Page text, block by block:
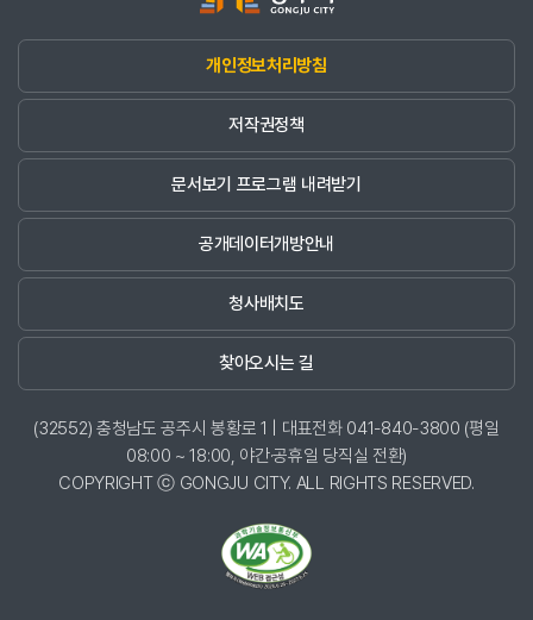
개인정보처리방침
저작권정책
문서보기 프로그램 내려받기
공개데이터개방안내
청사배치도
찾아오시는 길
(32552) 충청남도 공주시 봉황로 1 | 대표전화 041-840-3800 (평일
08:00 ~ 18:00, 야간·공휴일 당직실 전환)
COPYRIGHT ⓒ GONGJU CITY. ALL RIGHTS RESERVED.